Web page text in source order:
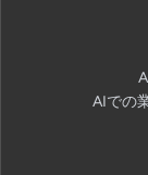
AIでの